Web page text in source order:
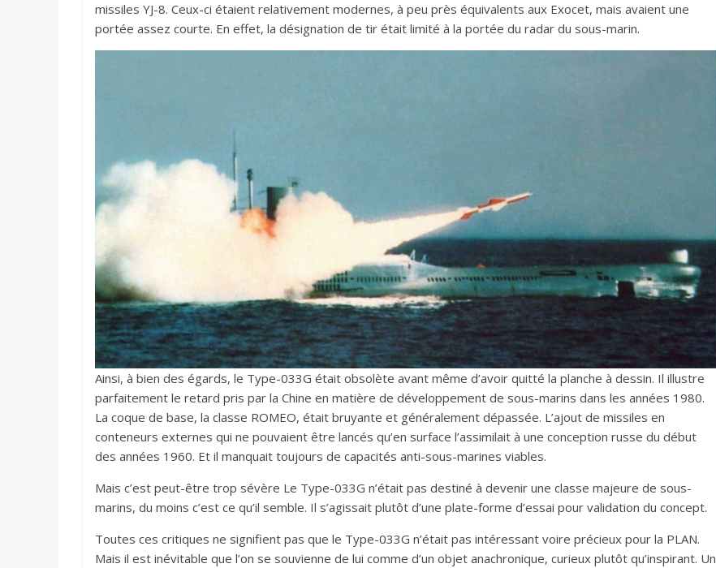
missiles YJ-8. Ceux-ci étaient relativement modernes, à peu près équivalents aux Exocet, mais avaient une
portée assez courte. En effet, la désignation de tir était limité à la portée du radar du sous-marin.
Ainsi, à bien des égards, le Type-033G était obsolète avant même d’avoir quitté la planche à dessin. Il illustre
parfaitement le retard pris par la Chine en matière de développement de sous-marins dans les années 1980.
La coque de base, la classe ROMEO, était bruyante et généralement dépassée. L’ajout de missiles en
conteneurs externes qui ne pouvaient être lancés qu’en surface l’assimilait à une conception russe du début
des années 1960. Et il manquait toujours de capacités anti-sous-marines viables.
Mais c’est peut-être trop sévère Le Type-033G n’était pas destiné à devenir une classe majeure de sous-
marins, du moins c’est ce qu’il semble. Il s’agissait plutôt d’une plate-forme d’essai pour validation du concept.
Toutes ces critiques ne signifient pas que le Type-033G n’était pas intéressant voire précieux pour la PLAN.
Mais il est inévitable que l’on se souvienne de lui comme d’un objet anachronique, curieux plutôt qu’inspirant. Un